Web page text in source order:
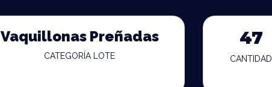
Vaquillonas Preñadas
CATEGORÍA LOTE
47
CANTIDAD